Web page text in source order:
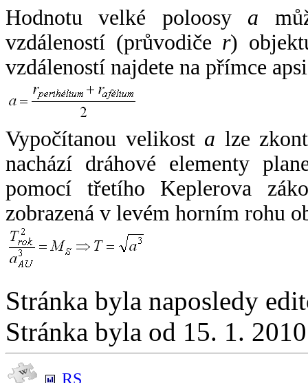
Hodnotu velké poloosy a
vzdáleností (průvodiče r)
vzdáleností najdete na přímce
Vypočítanou velikost a lze
nachází dráhové elementy
pomocí třetího Keplerova
zobrazená v levém horním rohu
Stránka byla naposledy
Stránka byla od 15. 1.
RS